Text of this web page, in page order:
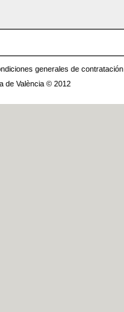
generales de contratación
de València © 2012